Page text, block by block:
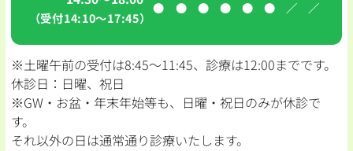
（受付14:10〜17:45）
● ● ● ● ● ● ／ ／
※土曜午前の受付は8:45〜11:45、診療は12:00までです。
休診日：日曜、祝日
※GW・お盆・年末年始等も、日曜・祝日のみが休診で
す。
それ以外の日は通常通り診療いたします。